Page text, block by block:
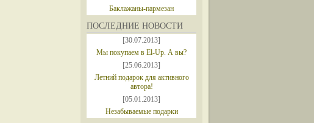
Баклажаны-пармезан
ПОСЛЕДНИЕ НОВОСТИ
[30.07.2013]
Мы покупаем в El-Up. А вы?
[25.06.2013]
Летний подарок для активного
автора!
[05.01.2013]
Незабываемые подарки